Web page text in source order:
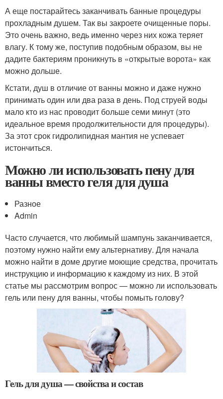
А еще постарайтесь заканчивать банные процедуры
прохладным душем. Так вы закроете очищенные поры.
Это очень важно, ведь именно через них кожа теряет
влагу. К тому же, поступив подобным образом, вы не
дадите бактериям проникнуть в «открытые ворота» как
можно дольше.
Кстати, душ в отличие от ванны можно и даже нужно
принимать один или два раза в день. Под струей воды
мало кто из нас проводит больше семи минут (это
идеальное время продолжительности для процедуры).
За этот срок гидролипидная мантия не успевает
истончиться.
Можно ли использовать пену для
ванны вместо геля для душа
Разное
Admin
Часто случается, что любимый шампунь заканчивается,
поэтому нужно найти ему альтернативу. Для начала
можно найти в доме другие моющие средства, прочитать
инструкцию и информацию к каждому из них. В этой
статье мы рассмотрим вопрос — можно ли использовать
гель или пену для ванны, чтобы помыть голову?
Гель для душа — свойства и состав